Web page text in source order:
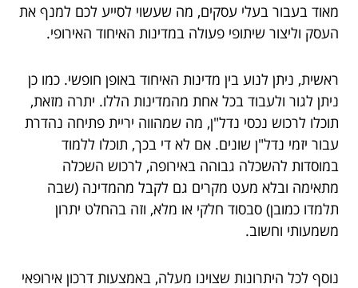
מאוד בעבור בעלי עסקים, מה שעשוי לסייע לכם למנף את
העסק וליצור שיתופי פעולה במדינות האיחוד האירופי.
ראשית, ניתן לנוע בין מדינות האיחוד באופן חופשי. כמו כן
ניתן לגור ולעבוד בכל אחת מהמדינות הללו. יתרה מזאת,
תוכלו לרכוש נכסי נדל"ן, מה שמהווה יריית פתיחה נהדרת
עבור יזמי נדל"ן שונים. אם לא די בכך, תוכלו ללמוד
במוסדות להשכלה גבוהה באירופה, לרכוש השכלה
מתאימה ובלא מעט מקרים גם לקבל מהמדינה (שבה
תלמדו כמובן) סבסוד חלקי או מלא, וזה בהחלט יתרון
משמעותי וחשוב.
נוסף לכל היתרונות שצוינו מעלה, באמצעות דרכון אירופאי